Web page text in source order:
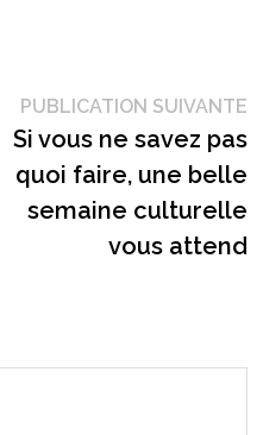
PUBLICATION SUIVANTE
Si vous ne savez pas
quoi faire, une belle
semaine culturelle
vous attend